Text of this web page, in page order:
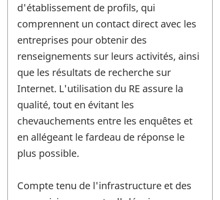
d'établissement de profils, qui
comprennent un contact direct avec les
entreprises pour obtenir des
renseignements sur leurs activités, ainsi
que les résultats de recherche sur
Internet. L'utilisation du RE assure la
qualité, tout en évitant les
chevauchements entre les enquêtes et
en allégeant le fardeau de réponse le
plus possible.
Compte tenu de l'infrastructure et des